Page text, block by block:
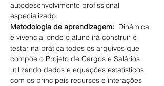
autodesenvolvimento profissional
especializado.
Metodologia de aprendizagem: Dinâmica
e vivencial onde o aluno irá construir e
testar na prática todos os arquivos que
compõe o Projeto de Cargos e Salários
utilizando dados e equações estatísticos
com os principais recursos e interações